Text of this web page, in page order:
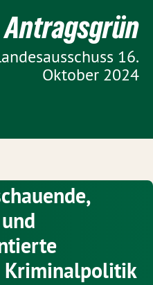
Antragsgrün
16.
Oktober 2024
Kriminalpolitik